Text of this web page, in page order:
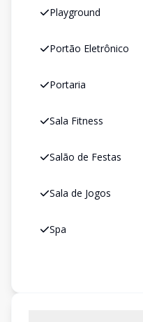
Playground
Portão Eletrônico
Portaria
Sala Fitness
Salão de Festas
Sala de Jogos
Spa